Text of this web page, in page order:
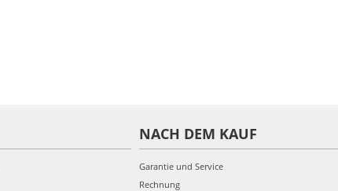
NACH DEM KAUF
Garantie und Service
Rechnung